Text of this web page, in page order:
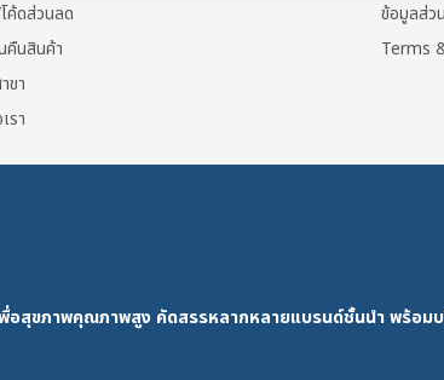
ค้ดส่วนลด
คืนสินค้า
ขา
รา
ข้อมูลส่ว
Terms
ขภาพคุณภาพสูง คัดสรรหลากหลายแบรนด์ชั้นนำ พร้อมบ